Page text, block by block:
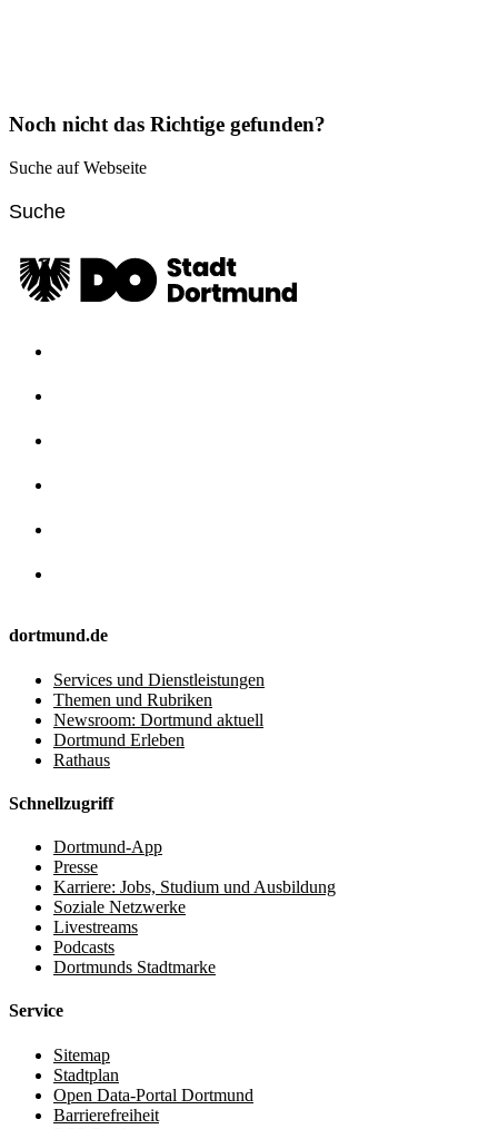
Noch nicht das Richtige gefunden?
Suche auf Webseite
dortmund.de
Services und Dienstleistungen
Themen und Rubriken
Newsroom: Dortmund aktuell
Dortmund Erleben
Rathaus
Schnellzugriff
Dortmund-App
Presse
Karriere: Jobs, Studium und Ausbildung
Soziale Netzwerke
Livestreams
Podcasts
Dortmunds Stadtmarke
Service
Sitemap
Stadtplan
Open Data-Portal Dortmund
Barrierefreiheit